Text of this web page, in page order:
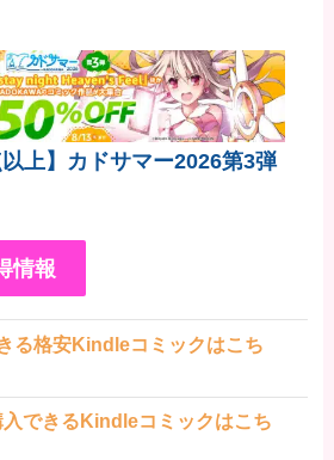
以上】カドサマー2026第3弾
情報
る格安Kindleコミックはこち
できるKindleコミックはこち